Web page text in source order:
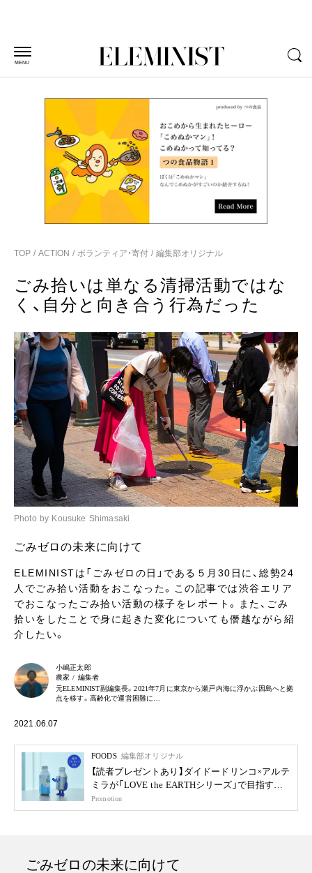
MENU
TOP ACTION ボランティア・寄付 編集部オリジナル
ごみ拾いは単なる清掃活動ではな
く、自分と向き合う行為だった
Photo by Kousuke Shimasaki
ごみゼロの未来に向けて
ELEMINISTは「ごみゼロの日」である５月30日に、総勢24
人でごみ拾い活動をおこなった。この記事では渋谷エリア
でおこなったごみ拾い活動の様子をレポート。また、ごみ
拾いをしたことで身に起きた変化についても僭越ながら紹
介したい。
小嶋正太郎
農家 / 編集者
元ELEMINIST副編集長。2021年7月に東京から瀬戸内海に浮かぶ因島へと拠
点を移す。高齢化で運営困難に…
2021.06.07
FOODS 編集部オリジナル
【読者プレゼントあり】ダイドードリンコ×アルテ
ミラが「LOVE the EARTHシリーズ」で目指す未
来
Promotion
ごみゼロの未来に向けて